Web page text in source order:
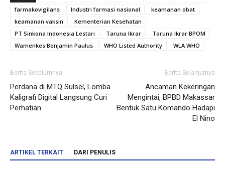
farmakovigilans
Industri farmasi nasional
keamanan obat
keamanan vaksin
Kementerian Kesehatan
PT Sinkona Indonesia Lestari
Taruna Ikrar
Taruna Ikrar BPOM
Wamenkes Benjamin Paulus
WHO Listed Authority WLA WHO
Berita Sebelumnya
Perdana di MTQ Sulsel, Lomba
Kaligrafi Digital Langsung Curi
Perhatian
Berita Selanjutnya
Ancaman Kekeringan
Mengintai, BPBD Makassar
Bentuk Satu Komando Hadapi
El Nino
ARTIKEL TERKAIT DARI PENULIS